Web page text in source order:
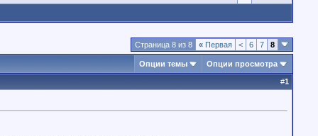
Страница 8 из 8 « Первая < 6 7 8
Опции темы Опции просмотра
#1